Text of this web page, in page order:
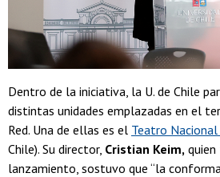
Dentro de la iniciativa, la U. de Chile
distintas unidades emplazadas en el
Red. Una de ellas es el Teatro Nacional
Chile). Su director, Cristian Keim,
lanzamiento, sostuvo que “la